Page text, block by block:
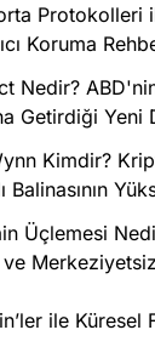
Protokolleri
Koruma
Nedir?
Getirdiği Yeni
Kimdir?
Balinasının
Üçlemesi
ile Küresel